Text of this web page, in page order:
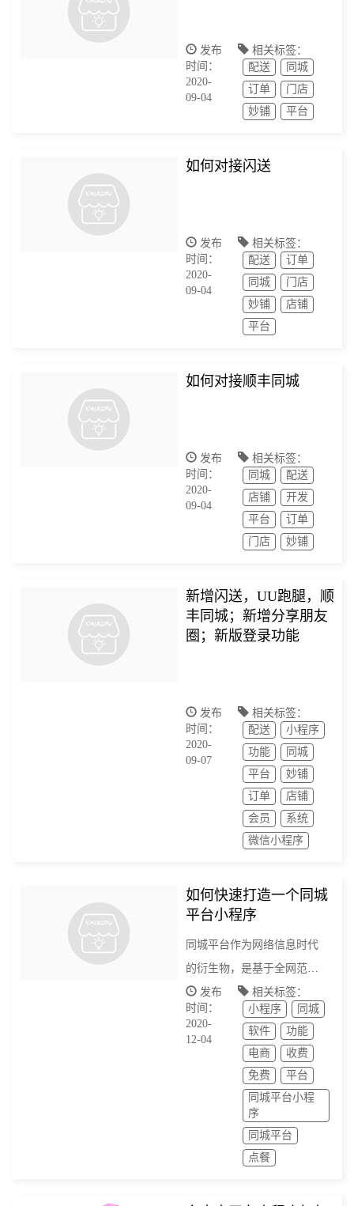
发布
时间：
2020-
09-04
相关标签：
配送
同城
订单
门店
妙铺
平台
如何对接闪送
发布
时间：
2020-
09-04
相关标签：
配送
订单
同城
门店
妙铺
店铺
平台
如何对接顺丰同城
发布
时间：
2020-
09-04
相关标签：
同城
配送
店铺
开发
平台
订单
门店
妙铺
新增闪送，UU跑腿，顺
丰同城；新增分享朋友
圈；新版登录功能
发布
时间：
2020-
09-07
相关标签：
配送
小程序
功能
同城
平台
妙铺
订单
店铺
会员
系统
微信小程序
如何快速打造一个同城
平台小程序
同城平台作为网络信息时代
的衍生物，是基于全网范围
内一个更加方便到个人的平
台，科技水平的提高和人们
所追求方便已然淘汰了很多
旧时代的科技产物，app的时
代已经开始进入末尾，为了
一个功能而下载一款app已经
不符合当前大众的性价比观
发布
时间：
2020-
12-04
相关标签：
小程序
同城
软件
功能
电商
收费
免费
平台
同城平台小程
序
同城平台
点餐